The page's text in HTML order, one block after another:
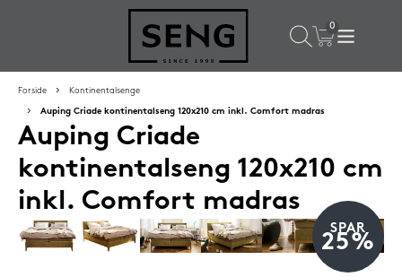
Forside Kontinentalsenge
Auping Criade kontinentalseng 120x210 cm inkl. Comfort madras
Auping Criade
kontinentalseng 120x210 cm
inkl. Comfort madras
SPAR
25%